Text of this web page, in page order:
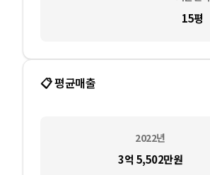
15평
📋 평균매출
2022년
3억 5,502만원